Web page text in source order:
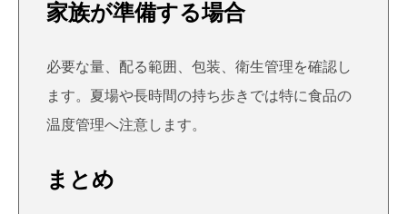
家族が準備する場合
必要な量、配る範囲、包装、衛生管理を確認し
ます。夏場や長時間の持ち歩きでは特に食品の
温度管理へ注意します。
まとめ